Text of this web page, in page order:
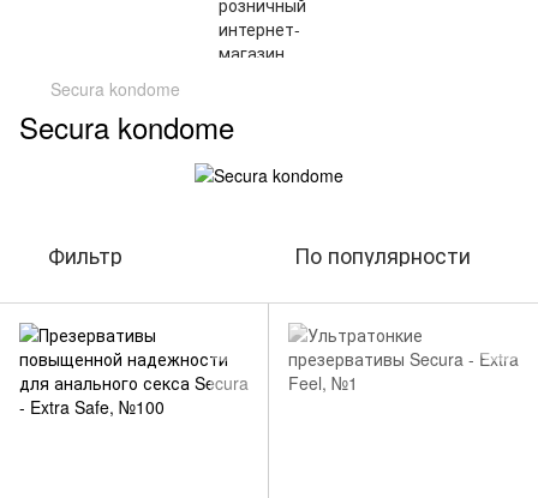
Secura kondome
Secura kondome
Фильтр По популярности